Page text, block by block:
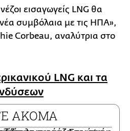
εισαγωγείς LNG θα
συμβόλαια με τις ΗΠΑ»,
Corbeau, αναλύτρια στο
LNG και τα
ΑΚΟΜΑ